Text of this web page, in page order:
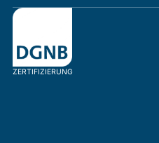
ZERTIFIZIERUNG